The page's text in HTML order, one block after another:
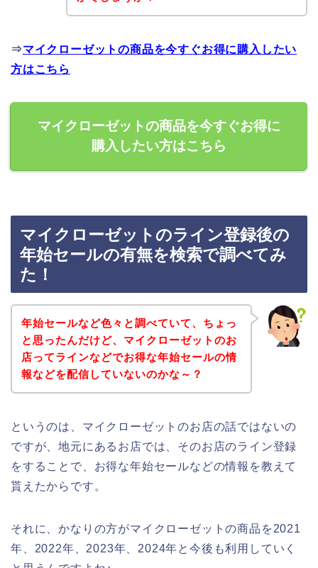
⇒マイクローゼットの商品を今すぐお得に購入したい
方はこちら
マイクローゼットの商品を今すぐお得に
購入したい方はこちら
マイクローゼットのライン登録後の
年始セールの有無を検索で調べてみ
た！
年始セールなど色々と調べていて、ちょっ
と思ったんだけど、マイクローゼットのお
店ってラインなどでお得な年始セールの情
報などを配信していないのかな～？
というのは、マイクローゼットのお店の話ではないの
ですが、地元にあるお店では、そのお店のライン登録
をすることで、お得な年始セールなどの情報を教えて
貰えたからです。
それに、かなりの方がマイクローゼットの商品を2021
年、2022年、2023年、2024年と今後も利用していく